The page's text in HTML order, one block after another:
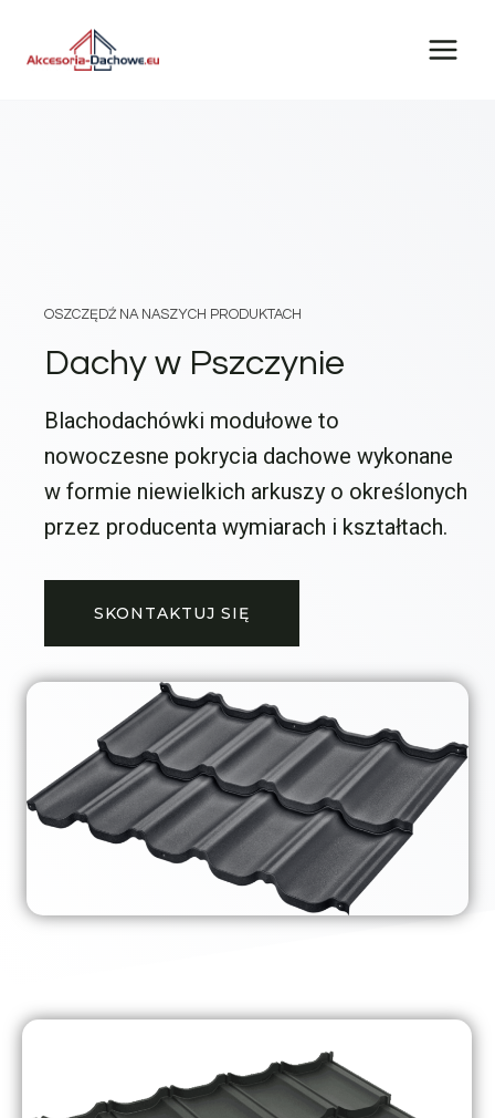
OSZCZĘDŹ NA NASZYCH PRODUKTACH
Dachy w Pszczynie
Blachodachówki modułowe to
nowoczesne pokrycia dachowe wykonane
w formie niewielkich arkuszy o określonych
przez producenta wymiarach i kształtach.
SKONTAKTUJ SIĘ